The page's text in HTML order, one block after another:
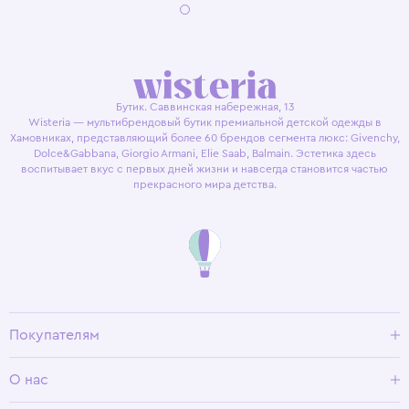
Бутик. Саввинская набережная, 13
Wisteria — мультибрендовый бутик премиальной детской одежды в
Хамовниках, представляющий более 60 брендов сегмента люкс: Givenchy,
Dolce&Gabbana, Giorgio Armani, Elie Saab, Balmain. Эстетика здесь
воспитывает вкус с первых дней жизни и навсегда становится частью
прекрасного мира детства.
Покупателям
Условия возврата
О нас